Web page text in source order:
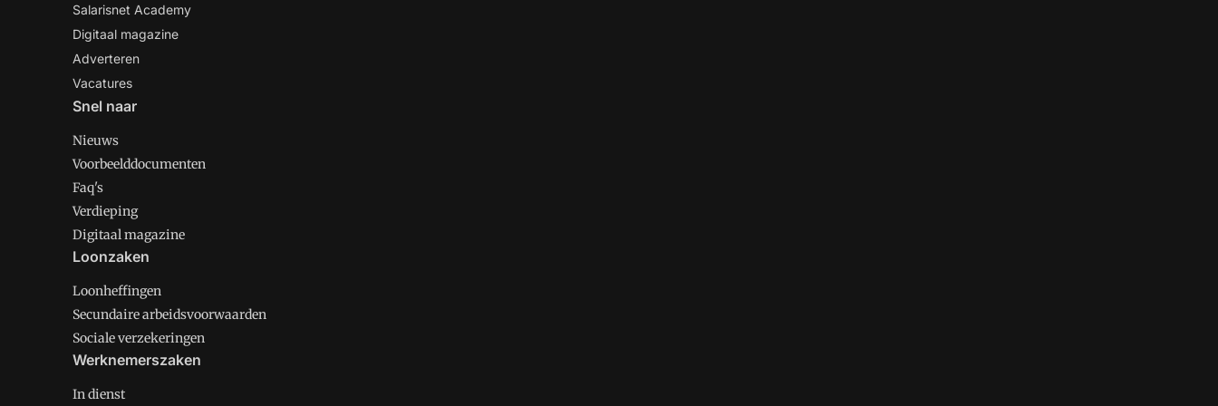
Salarisnet Academy
Digitaal magazine
Adverteren
Vacatures
Snel naar
Nieuws
Voorbeelddocumenten
Faq's
Verdieping
Digitaal magazine
Loonzaken
Loonheffingen
Secundaire arbeidsvoorwaarden
Sociale verzekeringen
Werknemerszaken
In dienst